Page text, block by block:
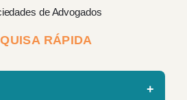
de Advogados
RÁPIDA